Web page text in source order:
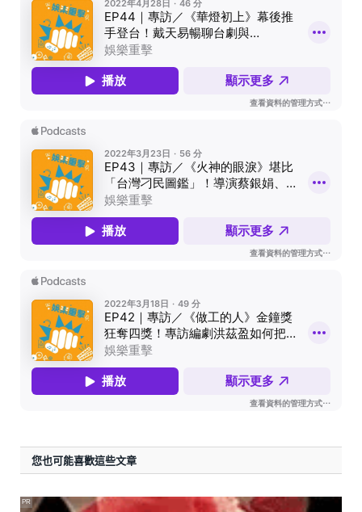
您也可能喜歡這些文章
PR